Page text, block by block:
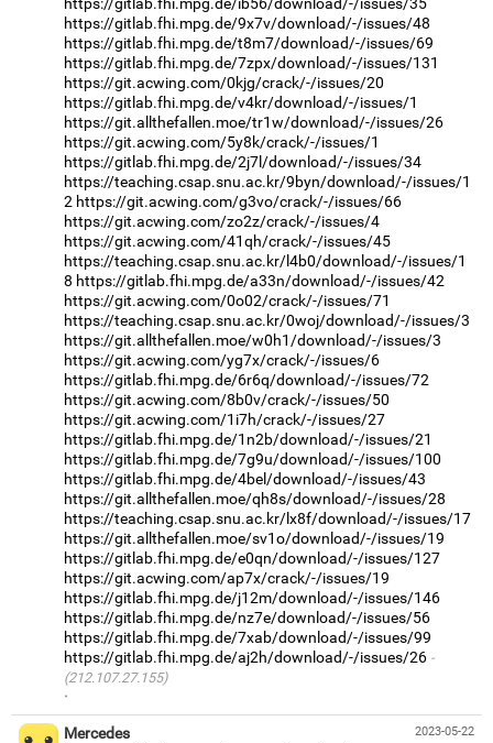
https://gitlab.fhi.mpg.de/9x7v/download/-/issues/48
https://gitlab.fhi.mpg.de/t8m7/download/-/issues/69
https://gitlab.fhi.mpg.de/7zpx/download/-/issues/131
https://git.acwing.com/0kjg/crack/-/issues/20
https://gitlab.fhi.mpg.de/v4kr/download/-/issues/1
https://git.allthefallen.moe/tr1w/download/-/issues/26
https://git.acwing.com/5y8k/crack/-/issues/1
https://gitlab.fhi.mpg.de/2j7l/download/-/issues/34
https://teaching.csap.snu.ac.kr/9byn/download/-/issues/1
2 https://git.acwing.com/g3vo/crack/-/issues/66
https://git.acwing.com/zo2z/crack/-/issues/4
https://git.acwing.com/41qh/crack/-/issues/45
https://teaching.csap.snu.ac.kr/l4b0/download/-/issues/1
8 https://gitlab.fhi.mpg.de/a33n/download/-/issues/42
https://git.acwing.com/0o02/crack/-/issues/71
https://teaching.csap.snu.ac.kr/0woj/download/-/issues/3
https://git.allthefallen.moe/w0h1/download/-/issues/3
https://git.acwing.com/yg7x/crack/-/issues/6
https://gitlab.fhi.mpg.de/6r6q/download/-/issues/72
https://git.acwing.com/8b0v/crack/-/issues/50
https://git.acwing.com/1i7h/crack/-/issues/27
https://gitlab.fhi.mpg.de/1n2b/download/-/issues/21
https://gitlab.fhi.mpg.de/7g9u/download/-/issues/100
https://gitlab.fhi.mpg.de/4bel/download/-/issues/43
https://git.allthefallen.moe/qh8s/download/-/issues/28
https://teaching.csap.snu.ac.kr/lx8f/download/-/issues/17
https://git.allthefallen.moe/sv1o/download/-/issues/19
https://gitlab.fhi.mpg.de/e0qn/download/-/issues/127
https://git.acwing.com/ap7x/crack/-/issues/19
https://gitlab.fhi.mpg.de/j12m/download/-/issues/146
https://gitlab.fhi.mpg.de/nz7e/download/-/issues/56
https://gitlab.fhi.mpg.de/7xab/download/-/issues/99
https://gitlab.fhi.mpg.de/aj2h/download/-/issues/26
(212.107.27.155)
·
2023-05-22
Mercedes